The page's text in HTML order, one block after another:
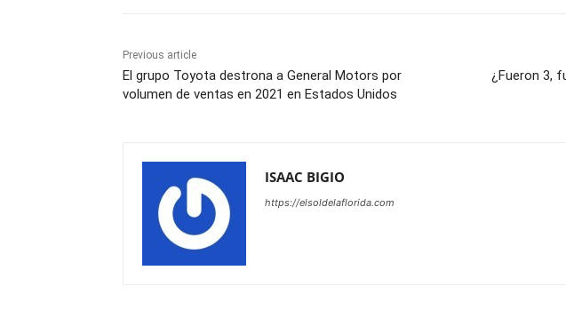
Previous article
El grupo Toyota destrona a General Motors por
volumen de ventas en 2021 en Estados Unidos
¿Fueron 3,
ISAAC BIGIO
https://elsoldelaflorida.com